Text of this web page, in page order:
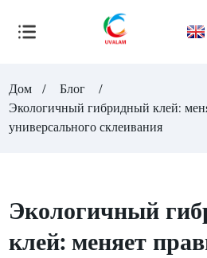
Дом
Блог
Экологичный гибридный клей:
универсального склеивания
Экологичный
клей: меняет